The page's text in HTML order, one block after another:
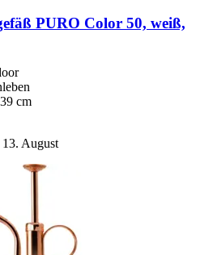
PURO Color 50, weiß,
cm
August